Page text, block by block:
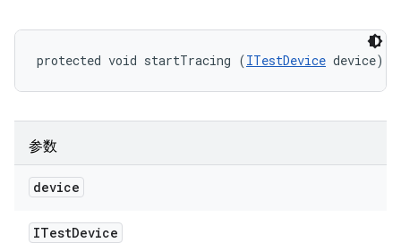
protected void startTracing (ITestDevice device)
参数
device
ITestDevice